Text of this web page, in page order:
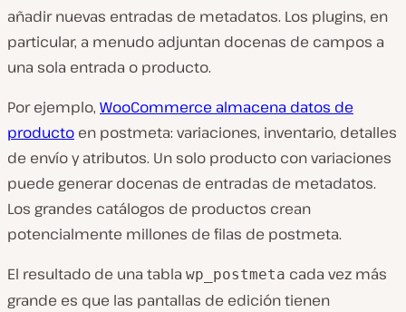
añadir nuevas entradas de metadatos. Los plugins, en
particular, a menudo adjuntan docenas de campos a
una sola entrada o producto.
Por ejemplo, WooCommerce almacena datos de
producto en postmeta: variaciones, inventario, detalles
de envío y atributos. Un solo producto con variaciones
puede generar docenas de entradas de metadatos.
Los grandes catálogos de productos crean
potencialmente millones de filas de postmeta.
El resultado de una tabla wp_postmeta cada vez más
grande es que las pantallas de edición tienen